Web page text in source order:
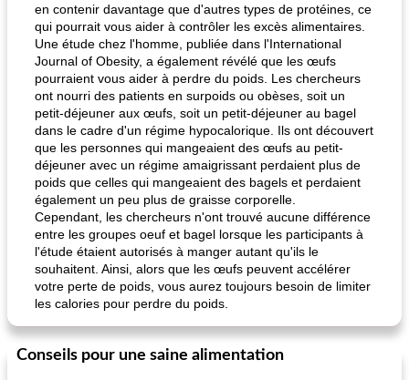
en contenir davantage que d'autres types de protéines, ce
qui pourrait vous aider à contrôler les excès alimentaires.
Une étude chez l'homme, publiée dans l'International
Journal of Obesity, a également révélé que les œufs
pourraient vous aider à perdre du poids. Les chercheurs
ont nourri des patients en surpoids ou obèses, soit un
petit-déjeuner aux œufs, soit un petit-déjeuner au bagel
dans le cadre d'un régime hypocalorique. Ils ont découvert
que les personnes qui mangeaient des œufs au petit-
déjeuner avec un régime amaigrissant perdaient plus de
poids que celles qui mangeaient des bagels et perdaient
également un peu plus de graisse corporelle.
Cependant, les chercheurs n'ont trouvé aucune différence
entre les groupes oeuf et bagel lorsque les participants à
l'étude étaient autorisés à manger autant qu'ils le
souhaitent. Ainsi, alors que les œufs peuvent accélérer
votre perte de poids, vous aurez toujours besoin de limiter
les calories pour perdre du poids.
Conseils pour une saine alimentation